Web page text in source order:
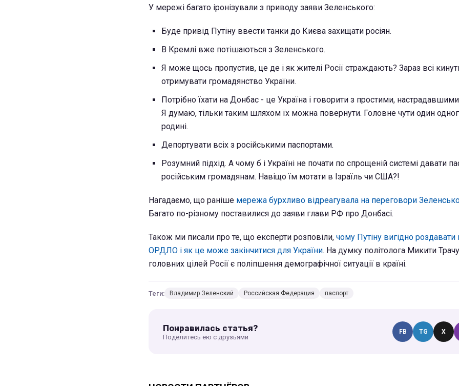
У мережі багато іронізували з приводу заяви Зеленського:
Буде привід Путіну ввести танки до Києва захищати росіян.
В Кремлі вже потішаються з Зеленського.
Я може щось пропустив, це де і як жителі Росії страждають? Зараз всі
отримувати громадянство України.
Потрібно їхати на Донбас - це Україна і говорити з простими,
Я думаю, тільки таким шляхом їх можна повернути. Головне чути один
родині.
Депортувати всіх з російськими паспортами.
Розумний підхід. А чому б і Україні не почати по спрощеній системі давати
російським громадянам. Навіщо їм мотати в Ізраїль чи США?!
Нагадаємо, що раніше мережа бурхливо відреагувала на переговори
Багато по-різному поставилися до заяви глави РФ про Донбасі.
Також ми писали про те, що експерти розповіли, чому Путіну вигідно роздавати
ОРДЛО і як це може закінчитися для України. На думку політолога Микити
головних цілей Росії є поліпшення демографічної ситуації в країні.
Теги: Владимир Зеленский Российская Федерация паспорт
Понравилась статья?
Поделитесь ею с друзьями
FB TG X